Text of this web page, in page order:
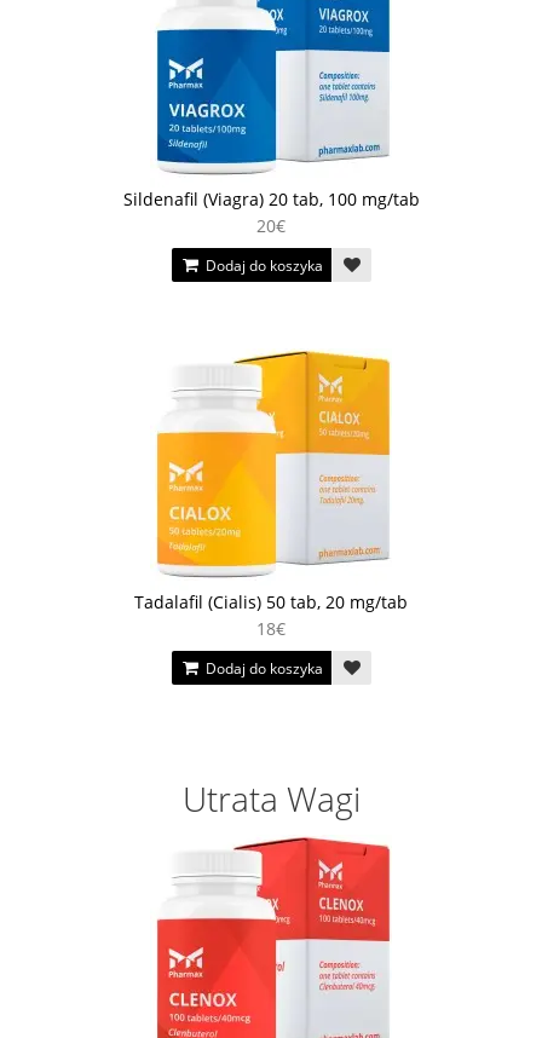
Sildenafil (Viagra) 20 tab, 100 mg/tab
20€
Dodaj do koszyka
Tadalafil (Cialis) 50 tab, 20 mg/tab
18€
Dodaj do koszyka
Utrata Wagi